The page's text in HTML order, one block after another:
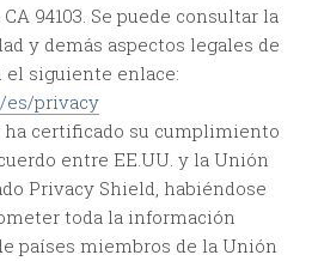
94103. Se puede consultar la
y demás aspectos legales de
el siguiente enlace:
privacy
certificado su cumplimiento
entre EE.UU. y la Unión
Privacy Shield, habiéndose
toda la información
países miembros de la Unión